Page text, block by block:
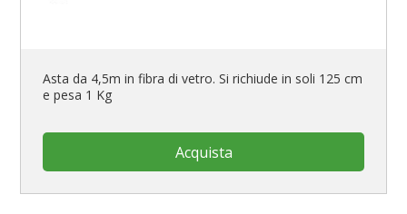
Asta da 4,5m in fibra di vetro. Si richiude in soli 125 cm
e pesa 1 Kg
Acquista